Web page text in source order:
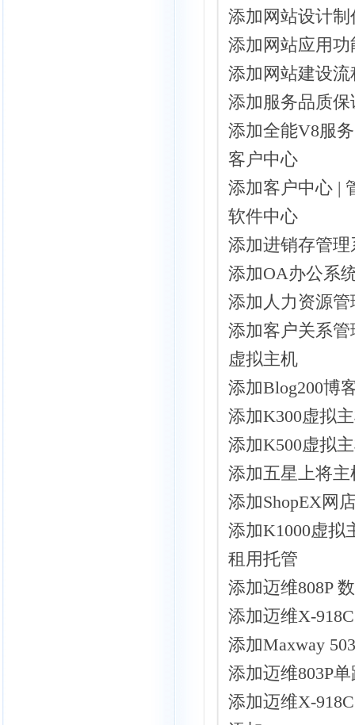
添加网站设计
添加网站应用
添加网站建设
添加服务品质
添加全能V8服
客户中心
添加客户中心 |
软件中心
添加进销存管
添加OA办公系
添加人力资源
添加客户关系
虚拟主机
添加Blog200博
添加K300虚拟
添加K500虚拟
添加五星上将
添加ShopEX网
添加K1000虚拟
租用托管
添加迈维808P
添加迈维X-
添加Maxway
添加迈维803P
添加迈维X-